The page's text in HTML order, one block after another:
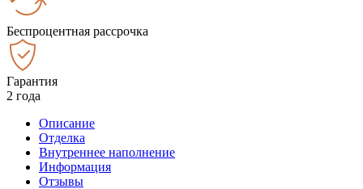
Беспроцентная рассрочка
Гарантия
2 года
Описание
Отделка
Внутреннее наполнение
Информация
Отзывы